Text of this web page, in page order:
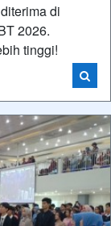
di
2026.
tinggi!